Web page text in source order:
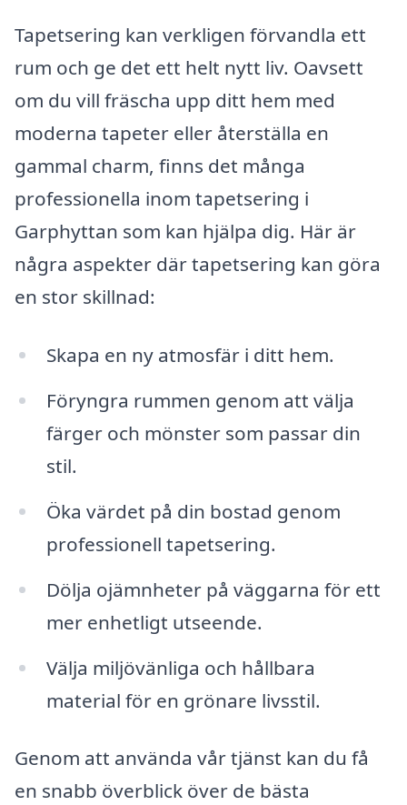
Tapetsering kan verkligen förvandla ett
rum och ge det ett helt nytt liv. Oavsett
om du vill fräscha upp ditt hem med
moderna tapeter eller återställa en
gammal charm, finns det många
professionella inom tapetsering i
Garphyttan som kan hjälpa dig. Här är
några aspekter där tapetsering kan göra
en stor skillnad:
Skapa en ny atmosfär i ditt hem.
Föryngra rummen genom att välja
färger och mönster som passar din
stil.
Öka värdet på din bostad genom
professionell tapetsering.
Dölja ojämnheter på väggarna för ett
mer enhetligt utseende.
Välja miljövänliga och hållbara
material för en grönare livsstil.
Genom att använda vår tjänst kan du få
en snabb överblick över de bästa